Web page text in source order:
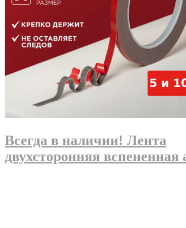
Всегда в наличии! Лента
двухсторонняя вспененная